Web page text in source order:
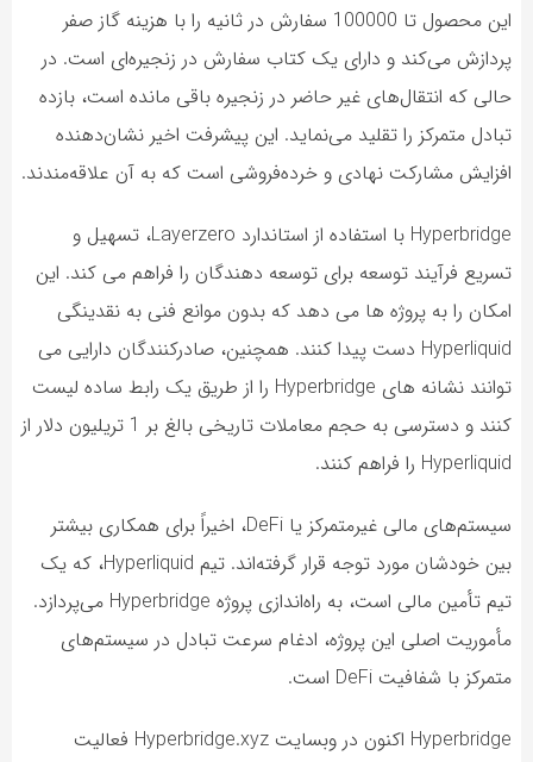
این محصول تا 100000 سفارش در ثانیه را با هزینه گاز صفر
پردازش می‌کند و دارای یک کتاب سفارش در زنجیره‌ای است. در
حالی که انتقال‌های غیر حاضر در زنجیره باقی مانده است، بازده
تبادل متمرکز را تقلید می‌نماید. این پیشرفت اخیر نشان‌دهنده
افزایش مشارکت نهادی و خرده‌فروشی است که به آن علاقه‌مندند.
Hyperbridge با استفاده از استاندارد Layerzero، تسهیل و
تسریع فرآیند توسعه برای توسعه دهندگان را فراهم می کند. این
امکان را به پروژه ها می دهد که بدون موانع فنی به نقدینگی
Hyperliquid دست پیدا کنند. همچنین، صادرکنندگان دارایی می
توانند نشانه های Hyperbridge را از طریق یک رابط ساده لیست
کنند و دسترسی به حجم معاملات تاریخی بالغ بر 1 تریلیون دلار از
Hyperliquid را فراهم کنند.
سیستم‌های مالی غیرمتمرکز یا DeFi، اخیراً برای همکاری بیشتر
بین خودشان مورد توجه قرار گرفته‌اند. تیم Hyperliquid، که یک
تیم تأمین مالی است، به راه‌اندازی پروژه Hyperbridge می‌پردازد.
مأموریت اصلی این پروژه، ادغام سرعت تبادل در سیستم‌های
متمرکز با شفافیت DeFi است.
Hyperbridge اکنون در وبسایت Hyperbridge.xyz فعالیت